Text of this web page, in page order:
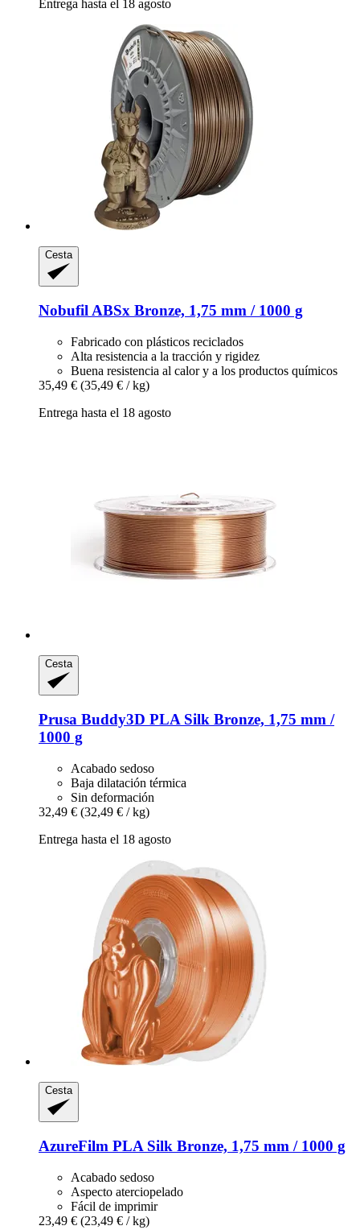
Entrega hasta el 18 agosto
Cesta
Nobufil ABSx Bronze, 1,75 mm / 1000 g
Fabricado con plásticos reciclados
Alta resistencia a la tracción y rigidez
Buena resistencia al calor y a los productos químicos
35,49 € (35,49 € / kg)
Entrega hasta el 18 agosto
Cesta
Prusa Buddy3D PLA Silk Bronze, 1,75 mm /
1000 g
Acabado sedoso
Baja dilatación térmica
Sin deformación
32,49 € (32,49 € / kg)
Entrega hasta el 18 agosto
Cesta
AzureFilm PLA Silk Bronze, 1,75 mm / 1000 g
Acabado sedoso
Aspecto aterciopelado
Fácil de imprimir
23,49 € (23,49 € / kg)